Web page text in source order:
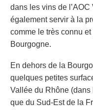
dans les vins de
également servir à la
comme le très connu
Bourgogne.
En dehors de la
quelques petites
Vallée du Rhône (dans
que du Sud-Est de la